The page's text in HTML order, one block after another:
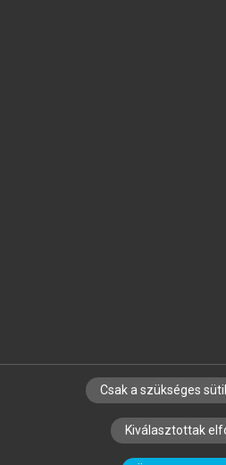
SZERZŐKNEK CÉGEKNEK
SZERKESZTÉSI ÉS
Csak a szükséges
Kiválasztottak